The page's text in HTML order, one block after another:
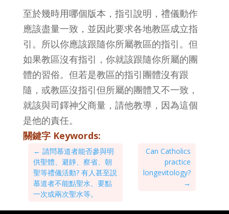
至於幾時用哪個版本，指引說明，禮儀動作
應該盡量一致，並因此要求各地教區成立指
引。所以你應該跟隨你所屬教區的指引。但
如果教區沒有指引，你就該跟隨你所屬的團
體的習俗。但若是教區的指引團體沒有跟
隨，或教區沒指引但所屬的團體又不一致，
就該與司鐸神父商量，請他教導，因為這個
是他的責任。
關鍵字 Keywords:
← 請問慕道者能否參與明
供聖體、避靜、察省、朝
聖等禮儀活動? 有人甚至説
慕道者不能點聖水、要點
一次或兩次聖水等。
Can Catholics
practice
longevitology?
→